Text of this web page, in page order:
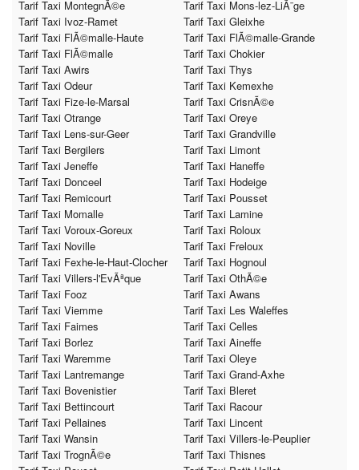
Tarif Taxi MontegnÃ©e
Tarif Taxi Mons-lez-LiÃ¨ge
Tarif Taxi Ivoz-Ramet
Tarif Taxi Gleixhe
Tarif Taxi FlÃ©malle-Haute
Tarif Taxi FlÃ©malle-Grande
Tarif Taxi FlÃ©malle
Tarif Taxi Chokier
Tarif Taxi Awirs
Tarif Taxi Thys
Tarif Taxi Odeur
Tarif Taxi Kemexhe
Tarif Taxi Fize-le-Marsal
Tarif Taxi CrisnÃ©e
Tarif Taxi Otrange
Tarif Taxi Oreye
Tarif Taxi Lens-sur-Geer
Tarif Taxi Grandville
Tarif Taxi Bergilers
Tarif Taxi Limont
Tarif Taxi Jeneffe
Tarif Taxi Haneffe
Tarif Taxi Donceel
Tarif Taxi Hodeige
Tarif Taxi Remicourt
Tarif Taxi Pousset
Tarif Taxi Momalle
Tarif Taxi Lamine
Tarif Taxi Voroux-Goreux
Tarif Taxi Roloux
Tarif Taxi Noville
Tarif Taxi Freloux
Tarif Taxi Fexhe-le-Haut-Clocher
Tarif Taxi Hognoul
Tarif Taxi Villers-l'EvÃªque
Tarif Taxi OthÃ©e
Tarif Taxi Fooz
Tarif Taxi Awans
Tarif Taxi Viemme
Tarif Taxi Les Waleffes
Tarif Taxi Faimes
Tarif Taxi Celles
Tarif Taxi Borlez
Tarif Taxi Aineffe
Tarif Taxi Waremme
Tarif Taxi Oleye
Tarif Taxi Lantremange
Tarif Taxi Grand-Axhe
Tarif Taxi Bovenistier
Tarif Taxi Bleret
Tarif Taxi Bettincourt
Tarif Taxi Racour
Tarif Taxi Pellaines
Tarif Taxi Lincent
Tarif Taxi Wansin
Tarif Taxi Villers-le-Peuplier
Tarif Taxi TrognÃ©e
Tarif Taxi Thisnes